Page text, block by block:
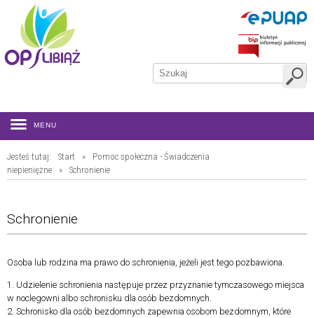
MENU
Jesteś tutaj: Start »
Pomoc społeczna - Świadczenia
niepieniężne
» Schronienie
Schronienie
Osoba lub rodzina ma prawo do schronienia, jeżeli jest tego pozbawiona.
1. Udzielenie schronienia następuje przez przyznanie tymczasowego miejsca
w noclegowni albo schronisku dla osób bezdomnych.
2. Schronisko dla osób bezdomnych zapewnia osobom bezdomnym, które